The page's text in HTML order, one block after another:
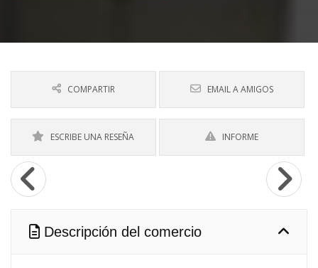
COMPARTIR EMAIL A AMIGOS
ESCRIBE UNA RESEÑA INFORME
Descripción del comercio